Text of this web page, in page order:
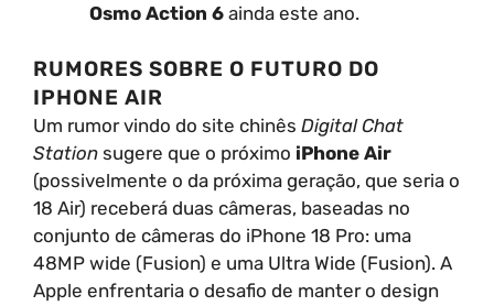
Osmo Action 6 ainda este ano.
RUMORES SOBRE O FUTURO DO
IPHONE AIR
Um rumor vindo do site chinês Digital Chat
Station sugere que o próximo iPhone Air
(possivelmente o da próxima geração, que seria o
18 Air) receberá duas câmeras, baseadas no
conjunto de câmeras do iPhone 18 Pro: uma
48MP wide (Fusion) e uma Ultra Wide (Fusion). A
Apple enfrentaria o desafio de manter o design